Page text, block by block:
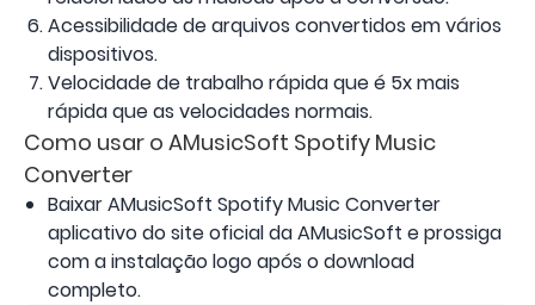
Acessibilidade de arquivos convertidos em vários
dispositivos.
Velocidade de trabalho rápida que é 5x mais
rápida que as velocidades normais.
Como usar o AMusicSoft Spotify Music
Converter
Baixar AMusicSoft Spotify Music Converter
aplicativo do site oficial da AMusicSoft e prossiga
com a instalação logo após o download
completo.